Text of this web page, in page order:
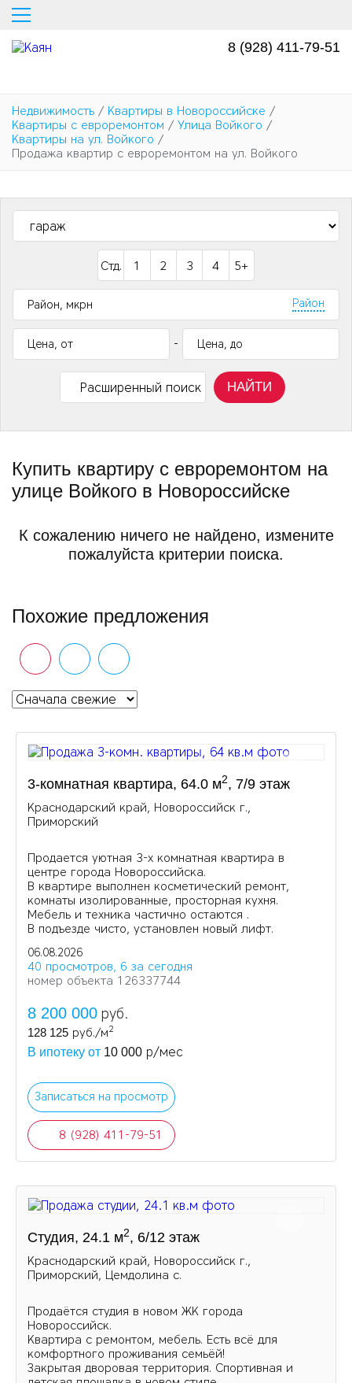
Перейти
основному
содержанию
8 (928) 411-79-51
Недвижимость / Квартиры в Новороссийске /
Квартиры с евроремонтом / Улица Войкого /
Квартиры на ул. Войкого /
Продажа квартир с евроремонтом на ул. Войкого
Стд. 1 2 3 4 5+
Район
-
Расширенный поиск НАЙТИ
Купить квартиру с евроремонтом на
улице Войкого в Новороссийске
К сожалению ничего не найдено, измените
пожалуйста критерии поиска.
Похожие предложения
3-комнатная квартира, 64.0 м2, 7/9 этаж
Краснодарский край, Новороссийск г.,
Приморский
Пpoдается уютная 3-х комнатная квартира в
центре города Новороссийска.
В квартире выполнен косметический ремонт,
комнаты изолированные, просторная кухня.
Мебель и техника частично остаются .
В подъезде чисто, установлен новый лифт.
06.08.2026
40 просмотров, 6 за сегодня
номер объекта 126337744
8 200 000 руб.
128 125 руб./м2
В ипотеку от 10 000 р/мес
Записаться на просмотр
8 (928) 411-79-51
Студия, 24.1 м2, 6/12 этаж
Краснодарский край, Новороссийск г.,
Приморский, Цемдолина с.
Продаётся студия в новом ЖК города
Новороссийск.
Квартира с ремонтом, мебель. Есть всё для
комфортного проживания семьёй!
Закрытая дворовая территория. Спортивная и